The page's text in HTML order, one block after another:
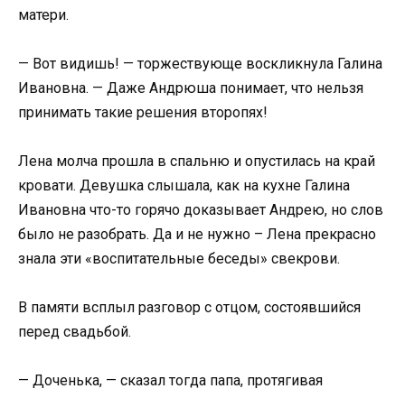
матери.
— Вот видишь! — торжествующе воскликнула Галина
Ивановна. — Даже Андрюша понимает, что нельзя
принимать такие решения второпях!
Лена молча прошла в спальню и опустилась на край
кровати. Девушка слышала, как на кухне Галина
Ивановна что-то горячо доказывает Андрею, но слов
было не разобрать. Да и не нужно – Лена прекрасно
знала эти «воспитательные беседы» свекрови.
В памяти всплыл разговор с отцом, состоявшийся
перед свадьбой.
— Доченька, — сказал тогда папа, протягивая